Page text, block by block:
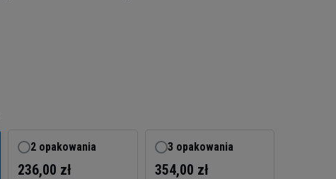
2 opakowania
236,00 zł
3 opakowania
354,00 zł